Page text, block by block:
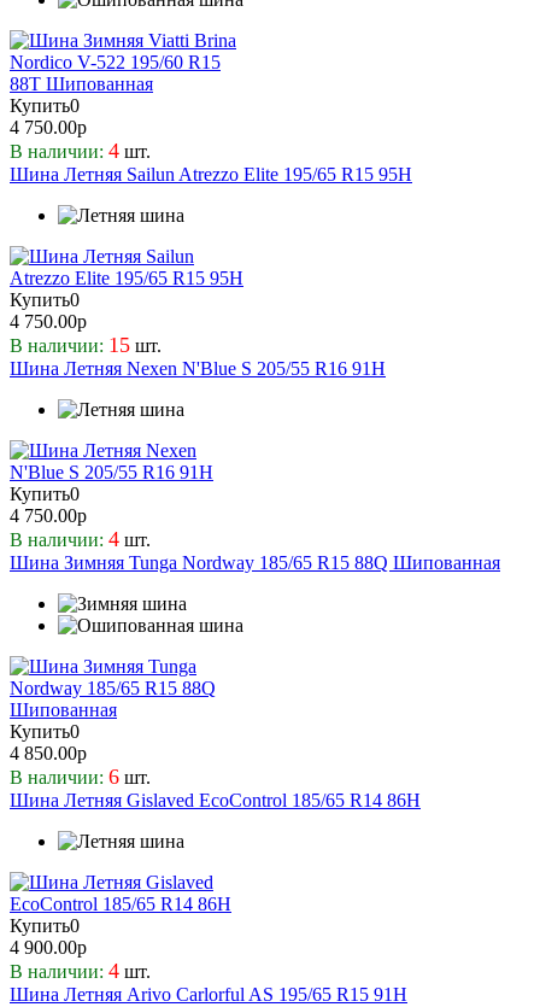
Купить0
4 750.00р
В наличии: 4 шт.
Шина Летняя Sailun Atrezzo Elite 195/65 R15 95H
Купить0
4 750.00р
В наличии: 15 шт.
Шина Летняя Nexen N'Blue S 205/55 R16 91H
Купить0
4 750.00р
В наличии: 4 шт.
Шина Зимняя Tunga Nordway 185/65 R15 88Q Шипованная
Купить0
4 850.00р
В наличии: 6 шт.
Шина Летняя Gislaved EcoControl 185/65 R14 86H
Купить0
4 900.00р
В наличии: 4 шт.
Шина Летняя Arivo Carlorful AS 195/65 R15 91H